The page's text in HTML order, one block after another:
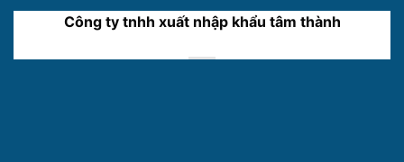
Công ty tnhh xuất nhập khẩu tâm thành